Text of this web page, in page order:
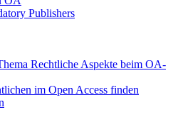
Publishers
Rechtliche Aspekte beim OA-
im Open Access finden